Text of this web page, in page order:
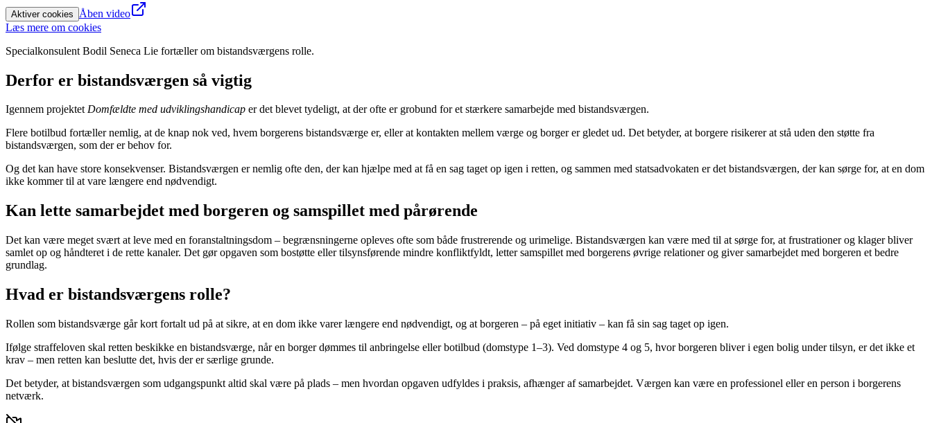
Aktiver cookies
Åben video
Læs mere om cookies
Specialkonsulent Bodil Seneca Lie fortæller om bistandsværgens rolle.
Derfor er bistandsværgen så vigtig
Igennem projektetDomfældte med udviklingshandicap er det blevet tydeligt, at der ofte er grobund for et stærkere samarbejde med bistandsværgen.
Flere botilbud fortæller nemlig, at de knap nok ved, hvem borgerens bistandsværge er, eller at kontakten mellem værge og borger er gledet ud. Det betyder, at borgere risikerer at stå uden den støtte fra
bistandsværgen, som der er behov for.
Og det kan have store konsekvenser. Bistandsværgen er nemlig ofte den, der kan hjælpe med at få en sag taget op igen i retten, og sammen med statsadvokaten er det bistandsværgen, der kan sørge for, at en dom
ikke kommer til at vare længere end nødvendigt.
Kan lette samarbejdet med borgeren og samspillet med pårørende
Det kan være meget svært at leve med en foranstaltningsdom – begrænsningerne opleves ofte som både frustrerende og urimelige. Bistandsværgen kan være med til at sørge for, at frustrationer og klager bliver
samlet op og håndteret i de rette kanaler. Det gør opgaven som bostøtte eller tilsynsførende mindre konfliktfyldt, letter samspillet med borgerens øvrige relationer og giver samarbejdet med borgeren et bedre
grundlag.
Hvad er bistandsværgens rolle?
Rollen som bistandsværge går kort fortalt ud på at sikre, at en dom ikke varer længere end nødvendigt, og at borgeren – på eget initiativ – kan få sin sag taget op igen.
Ifølge straffeloven skal retten beskikke en bistandsværge, når en borger dømmes til anbringelse eller botilbud (domstype 1–3). Ved domstype 4 og 5, hvor borgeren bliver i egen bolig under tilsyn, er det ikke et
krav – men retten kan beslutte det, hvis der er særlige grunde.
Det betyder, at bistandsværgen som udgangspunkt altid skal være på plads – men hvordan opgaven udfyldes i praksis, afhænger af samarbejdet. Værgen kan være en professionel eller en person i borgerens
netværk.